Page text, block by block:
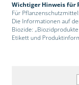
Wichtiger Hinweis für
Für
Die Informationen auf
Biozide:
Etikett und